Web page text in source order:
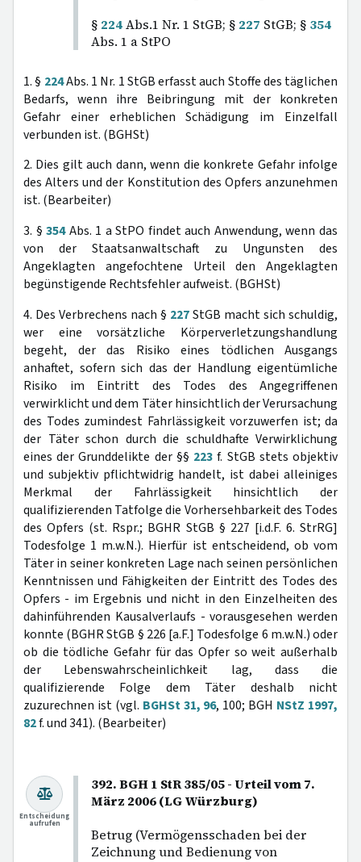
§ 224Abs.1 Nr. 1 StGB; § 227 StGB; § 354
Abs. 1 a StPO
1. § 224Abs. 1 Nr. 1 StGB erfasst auch Stoffe des täglichen
Bedarfs, wenn ihre Beibringung mit der konkreten
Gefahr einer erheblichen Schädigung im Einzelfall
verbunden ist. (BGHSt)
2. Dies gilt auch dann, wenn die konkrete Gefahr infolge
des Alters und der Konstitution des Opfers anzunehmen
ist. (Bearbeiter)
3. §354Abs. 1 a StPO findet auch Anwendung, wenn das
von der Staatsanwaltschaft zu Ungunsten des
Angeklagten angefochtene Urteil den Angeklagten
begünstigende Rechtsfehler aufweist. (BGHSt)
4. Des Verbrechens nach § 227StGB macht sich schuldig,
wer eine vorsätzliche Körperverletzungshandlung
begeht, der das Risiko eines tödlichen Ausgangs
anhaftet, sofern sich das der Handlung eigentümliche
Risiko im Eintritt des Todes des Angegriffenen
verwirklicht und dem Täter hinsichtlich der Verursachung
des Todes zumindest Fahrlässigkeit vorzuwerfen ist; da
der Täter schon durch die schuldhafte Verwirklichung
eines der Grunddelikte der §§ 223 f. StGB stets objektiv
und subjektiv pflichtwidrig handelt, ist dabei alleiniges
Merkmal der Fahrlässigkeit hinsichtlich der
qualifizierenden Tatfolge die Vorhersehbarkeit des Todes
des Opfers (st. Rspr.; BGHR StGB § 227 [i.d.F. 6. StrRG]
Todesfolge 1 m.w.N.). Hierfür ist entscheidend, ob vom
Täter in seiner konkreten Lage nach seinen persönlichen
Kenntnissen und Fähigkeiten der Eintritt des Todes des
Opfers - im Ergebnis und nicht in den Einzelheiten des
dahinführenden Kausalverlaufs - vorausgesehen werden
konnte (BGHR StGB § 226 [a.F.] Todesfolge 6 m.w.N.) oder
ob die tödliche Gefahr für das Opfer so weit außerhalb
der Lebenswahrscheinlichkeit lag, dass die
qualifizierende Folge dem Täter deshalb nicht
zuzurechnen ist (vgl. BGHSt 31, 96, 100; BGH NStZ 1997,
82f. und 341). (Bearbeiter)
392. BGH 1 StR 385/05 - Urteil vom 7.
März 2006 (LG Würzburg)
Betrug (Vermögensschaden bei der
Zeichnung und Bedienung von
Entscheidung
aufrufen